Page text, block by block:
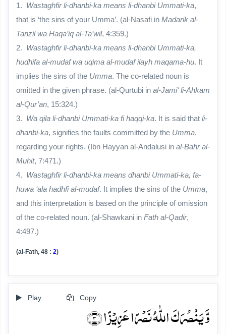
1. Wastaghfir li-dhanbi-ka means li-dhanbi Ummati-ka,
that is ‘the sins of your Umma’. (al-Nasafi in Madarik al-
Tanzil wa Haqa’iq al-Ta’wil, 4:359.)
2. Wastaghfir li-dhanbi-ka means li-dhanbi Ummati-ka,
hudhifa al-mudaf wa uqima al-mudaf ilayh maqama-hu. It
implies the sins of the Umma. The co-related noun is
omitted in the given phrase. (al-Qurtubi in al-Jami‘ li-Ahkam
al-Qur’an, 15:324.)
3. Wa qila li-dhanbi Ummati-ka fi haqqi-ka. It is said that li-
dhanbi-ka, signifies the faults committed by the Umma,
regarding your rights. (Ibn Hayyan al-Andalusi in al-Bahr al-
Muhit, 7:471.)
4. Wastaghfir li-dhanbi-ka means dhanbi Ummati-ka, fa-
huwa ‘ala hadhfi al-mudaf. It implies the sins of the Umma,
and this interpretation is based on the principle of omission
of the co-related noun. (al-Shawkani in Fath al-Qadir,
4:497.)
(al-Fath, 48 : 2)
Play Copy
وَّ یَنۡصُرَکَ اللّٰہُ نَصۡرًا عَزِیۡزًا ﴿۳﴾